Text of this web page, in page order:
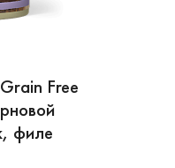
Free
филе